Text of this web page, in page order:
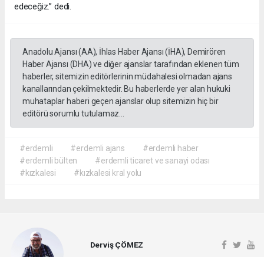
edeceğiz.” dedi.
Anadolu Ajansı (AA), İhlas Haber Ajansı (İHA), Demirören
Haber Ajansı (DHA) ve diğer ajanslar tarafından eklenen tüm
haberler, sitemizin editörlerinin müdahalesi olmadan ajans
kanallarından çekilmektedir. Bu haberlerde yer alan hukuki
muhataplar haberi geçen ajanslar olup sitemizin hiç bir
editörü sorumlu tutulamaz...
#erdemli #erdemli ajans
#erdemli haber
#erdemli bülten
#erdemli ticaret ve sanayi odası
#kızkalesi
#kızkalesi kral yolu
Derviş ÇÖMEZ